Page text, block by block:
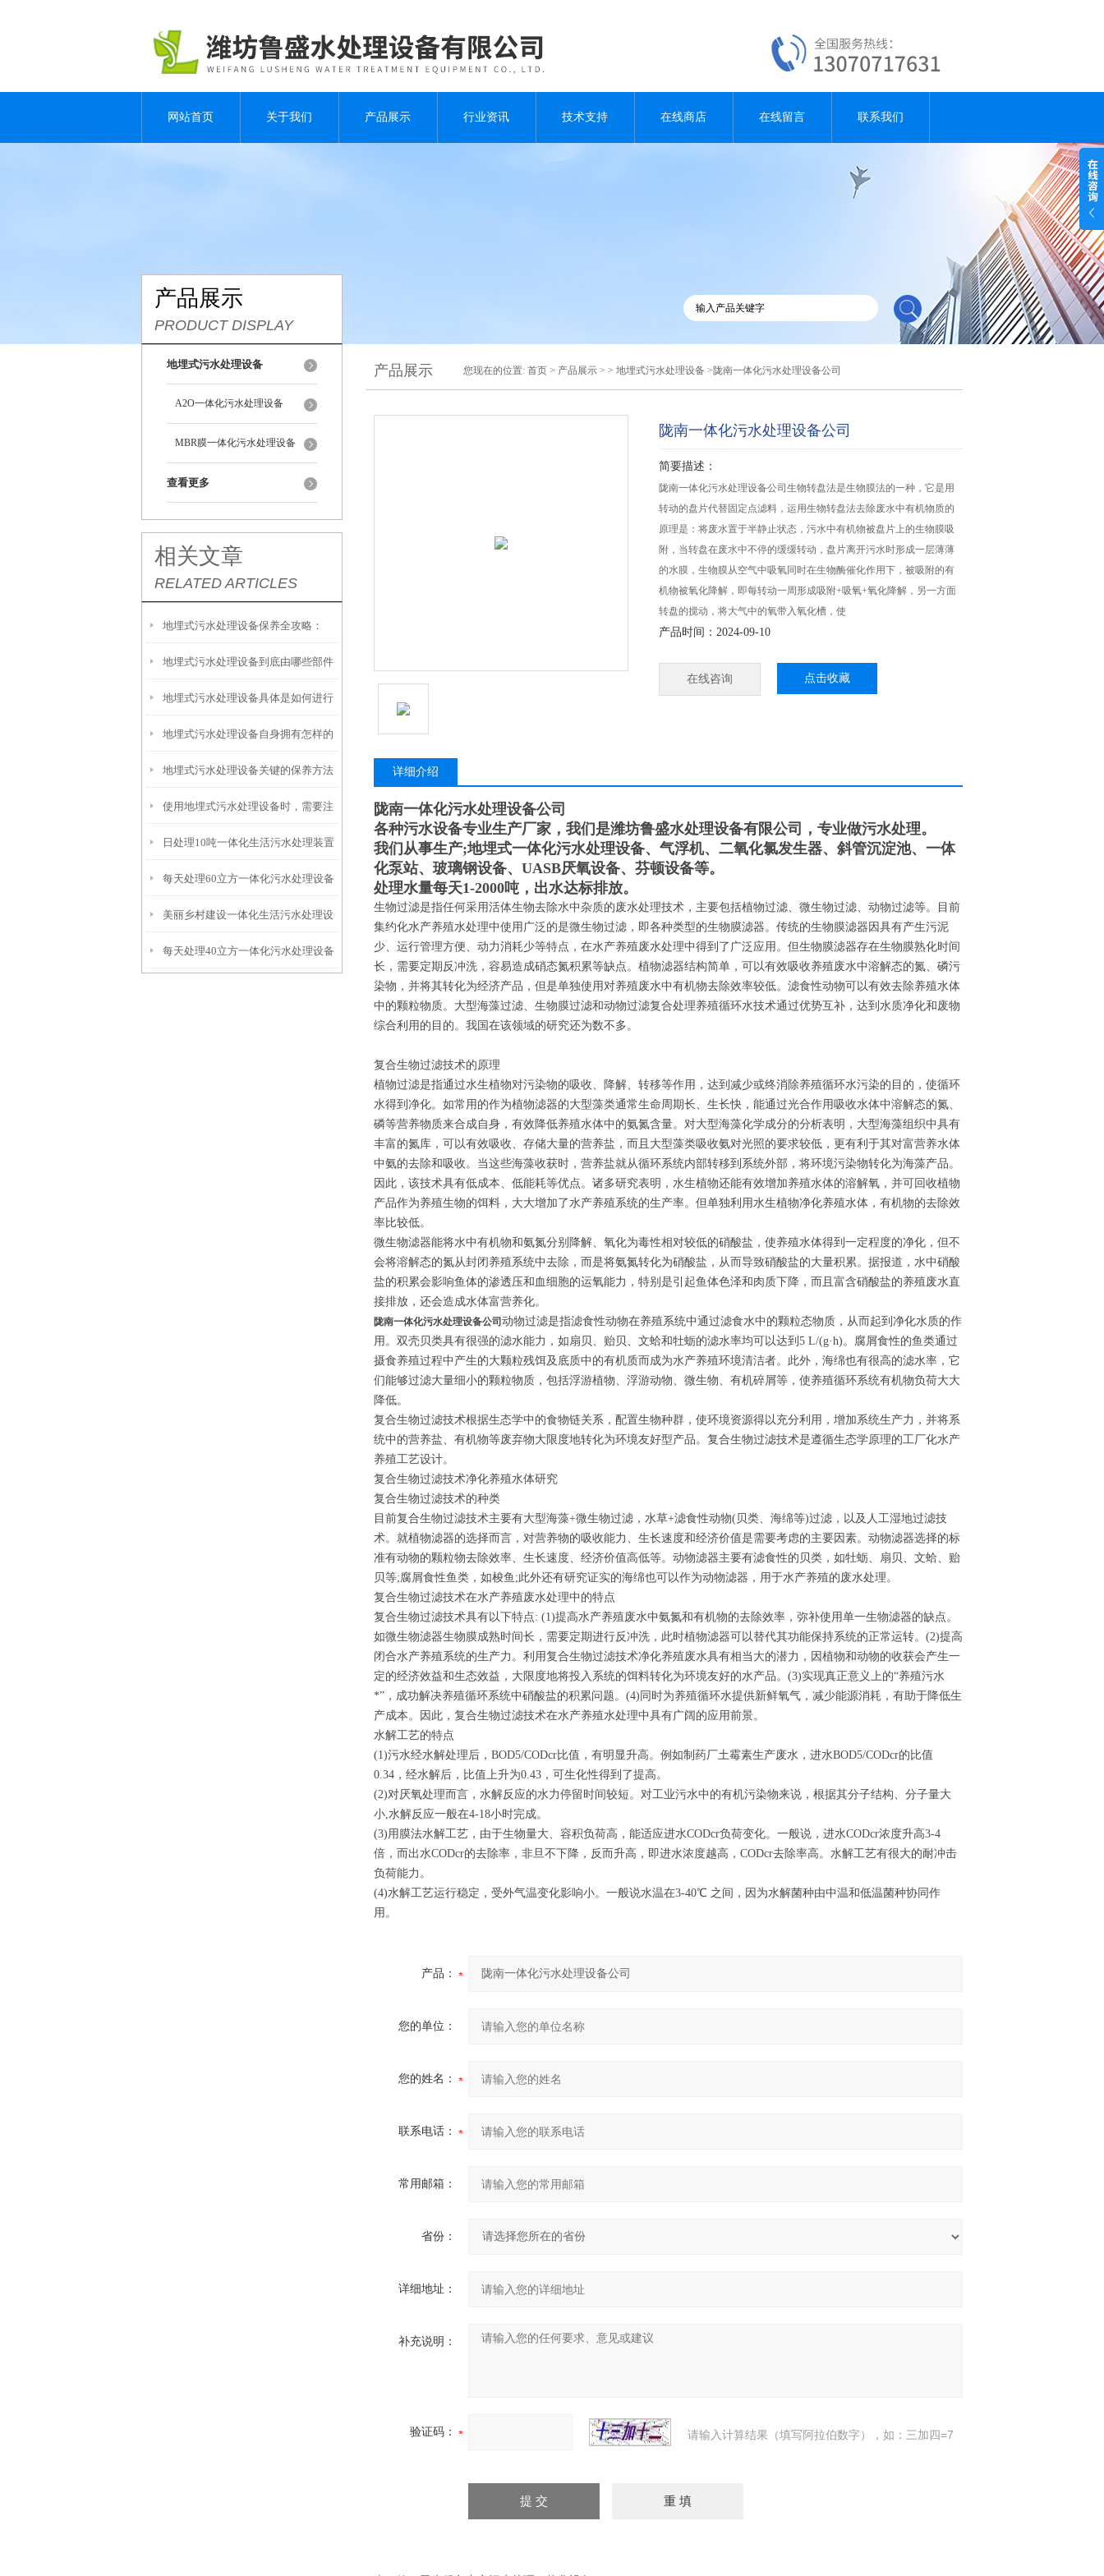
网站首页 关于我们 产品展示 行业资讯 技术支持 在线商店 在线留言 联系我们
产品展示
PRODUCT DISPLAY
地埋式污水处理设备
A2O一体化污水处理设备
MBR膜一体化污水处理设备
查看更多
相关文章
RELATED ARTICLES
地埋式污水处理设备保养全攻略：
让“地下卫士”持续高效运转
地埋式污水处理设备到底由哪些部件
撑起？核心结构一文拆解
地埋式污水处理设备具体是如何进行
安装的呢？
地埋式污水处理设备自身拥有怎样的
特点呢？
地埋式污水处理设备关键的保养方法
使用地埋式污水处理设备时，需要注
意以下事项
日处理10吨一体化生活污水处理装置
每天处理60立方一体化污水处理设备
美丽乡村建设一体化生活污水处理设
备
每天处理40立方一体化污水处理设备
产品展示 您现在的位置: 首页 > 产品展示 > > 地埋式污水处理设备 >陇南一体化污水处理设备公司
陇南一体化污水处理设备公司
简要描述：
陇南一体化污水处理设备公司生物转盘法是生物膜法的一种，它是用
转动的盘片代替固定点滤料，运用生物转盘法去除废水中有机物质的
原理是：将废水置于半静止状态，污水中有机物被盘片上的生物膜吸
附，当转盘在废水中不停的缓缓转动，盘片离开污水时形成一层薄薄
的水膜，生物膜从空气中吸氧同时在生物酶催化作用下，被吸附的有
机物被氧化降解，即每转动一周形成吸附+吸氧+氧化降解，另一方面
转盘的搅动，将大气中的氧带入氧化槽，使
产品时间：2024-09-10
在线咨询 点击收藏
详细介绍
陇南一体化污水处理设备公司
各种污水设备专业生产厂家，我们是潍坊鲁盛水处理设备有限公司，专业做污水处理。
我们从事生产;地埋式一体化污水处理设备、气浮机、二氧化氯发生器、斜管沉淀池、一体
化泵站、玻璃钢设备、UASB厌氧设备、芬顿设备等。
处理水量每天1-2000吨，出水达标排放。
生物过滤是指任何采用活体生物去除水中杂质的废水处理技术，主要包括植物过滤、微生物过滤、动物过滤等。目前
集约化水产养殖水处理中使用广泛的是微生物过滤，即各种类型的生物膜滤器。传统的生物膜滤器因具有产生污泥
少、运行管理方便、动力消耗少等特点，在水产养殖废水处理中得到了广泛应用。但生物膜滤器存在生物膜熟化时间
长，需要定期反冲洗，容易造成硝态氮积累等缺点。植物滤器结构简单，可以有效吸收养殖废水中溶解态的氮、磷污
染物，并将其转化为经济产品，但是单独使用对养殖废水中有机物去除效率较低。滤食性动物可以有效去除养殖水体
中的颗粒物质。大型海藻过滤、生物膜过滤和动物过滤复合处理养殖循环水技术通过优势互补，达到水质净化和废物
综合利用的目的。我国在该领域的研究还为数不多。
复合生物过滤技术的原理
植物过滤是指通过水生植物对污染物的吸收、降解、转移等作用，达到减少或终消除养殖循环水污染的目的，使循环
水得到净化。如常用的作为植物滤器的大型藻类通常生命周期长、生长快，能通过光合作用吸收水体中溶解态的氮、
磷等营养物质来合成自身，有效降低养殖水体中的氨氮含量。对大型海藻化学成分的分析表明，大型海藻组织中具有
丰富的氮库，可以有效吸收、存储大量的营养盐，而且大型藻类吸收氨对光照的要求较低，更有利于其对富营养水体
中氨的去除和吸收。当这些海藻收获时，营养盐就从循环系统内部转移到系统外部，将环境污染物转化为海藻产品。
因此，该技术具有低成本、低能耗等优点。诸多研究表明，水生植物还能有效增加养殖水体的溶解氧，并可回收植物
产品作为养殖生物的饵料，大大增加了水产养殖系统的生产率。但单独利用水生植物净化养殖水体，有机物的去除效
率比较低。
微生物滤器能将水中有机物和氨氮分别降解、氧化为毒性相对较低的硝酸盐，使养殖水体得到一定程度的净化，但不
会将溶解态的氮从封闭养殖系统中去除，而是将氨氮转化为硝酸盐，从而导致硝酸盐的大量积累。据报道，水中硝酸
盐的积累会影响鱼体的渗透压和血细胞的运氧能力，特别是引起鱼体色泽和肉质下降，而且富含硝酸盐的养殖废水直
接排放，还会造成水体富营养化。
陇南一体化污水处理设备公司 动物过滤是指滤食性动物在养殖系统中通过滤食水中的颗粒态物质，从而起到净化水质的作
用。双壳贝类具有很强的滤水能力，如扇贝、贻贝、文蛤和牡蛎的滤水率均可以达到5 L/(g·h)。腐屑食性的鱼类通过
摄食养殖过程中产生的大颗粒残饵及底质中的有机质而成为水产养殖环境清洁者。此外，海绵也有很高的滤水率，它
们能够过滤大量细小的颗粒物质，包括浮游植物、浮游动物、微生物、有机碎屑等，使养殖循环系统有机物负荷大大
降低。
复合生物过滤技术根据生态学中的食物链关系，配置生物种群，使环境资源得以充分利用，增加系统生产力，并将系
统中的营养盐、有机物等废弃物大限度地转化为环境友好型产品。复合生物过滤技术是遵循生态学原理的工厂化水产
养殖工艺设计。
复合生物过滤技术净化养殖水体研究
复合生物过滤技术的种类
目前复合生物过滤技术主要有大型海藻+微生物过滤，水草+滤食性动物(贝类、海绵等)过滤，以及人工湿地过滤技
术。就植物滤器的选择而言，对营养物的吸收能力、生长速度和经济价值是需要考虑的主要因素。动物滤器选择的标
准有动物的颗粒物去除效率、生长速度、经济价值高低等。动物滤器主要有滤食性的贝类，如牡蛎、扇贝、文蛤、贻
贝等;腐屑食性鱼类，如梭鱼;此外还有研究证实的海绵也可以作为动物滤器，用于水产养殖的废水处理。
复合生物过滤技术在水产养殖废水处理中的特点
复合生物过滤技术具有以下特点: (1)提高水产养殖废水中氨氮和有机物的去除效率，弥补使用单一生物滤器的缺点。
如微生物滤器生物膜成熟时间长，需要定期进行反冲洗，此时植物滤器可以替代其功能保持系统的正常运转。(2)提高
闭合水产养殖系统的生产力。利用复合生物过滤技术净化养殖废水具有相当大的潜力，因植物和动物的收获会产生一
定的经济效益和生态效益，大限度地将投入系统的饵料转化为环境友好的水产品。(3)实现真正意义上的“养殖污水
*”，成功解决养殖循环系统中硝酸盐的积累问题。(4)同时为养殖循环水提供新鲜氧气，减少能源消耗，有助于降低生
产成本。因此，复合生物过滤技术在水产养殖水处理中具有广阔的应用前景。
水解工艺的特点
(1)污水经水解处理后，BOD5/CODcr比值，有明显升高。例如制药厂土霉素生产废水，进水BOD5/CODcr的比值
0.34，经水解后，比值上升为0.43，可生化性得到了提高。
(2)对厌氧处理而言，水解反应的水力停留时间较短。对工业污水中的有机污染物来说，根据其分子结构、分子量大
小,水解反应一般在4-18小时完成。
(3)用膜法水解工艺，由于生物量大、容积负荷高，能适应进水CODcr负荷变化。一般说，进水CODcr浓度升高3-4
倍，而出水CODcr的去除率，非旦不下降，反而升高，即进水浓度越高，CODcr去除率高。水解工艺有很大的耐冲击
负荷能力。
(4)水解工艺运行稳定，受外气温变化影响小。一般说水温在3-40℃ 之间，因为水解菌种由中温和低温菌种协同作
用。
产品：
您的单位：
您的姓名：
联系电话：
常用邮箱：
省份：
详细地址：
补充说明：
验证码： 请输入计算结果（填写阿拉伯数字），如：三加四=7